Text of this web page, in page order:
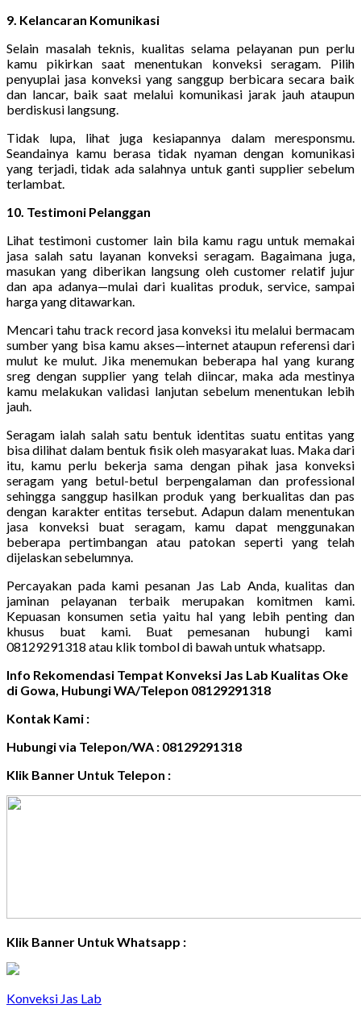
9. Kelancaran Komunikasi
Selain masalah teknis, kualitas selama pelayanan pun perlu
kamu pikirkan saat menentukan konveksi seragam. Pilih
penyuplai jasa konveksi yang sanggup berbicara secara baik
dan lancar, baik saat melalui komunikasi jarak jauh ataupun
berdiskusi langsung.
Tidak lupa, lihat juga kesiapannya dalam meresponsmu.
Seandainya kamu berasa tidak nyaman dengan komunikasi
yang terjadi, tidak ada salahnya untuk ganti supplier sebelum
terlambat.
10. Testimoni Pelanggan
Lihat testimoni customer lain bila kamu ragu untuk memakai
jasa salah satu layanan konveksi seragam. Bagaimana juga,
masukan yang diberikan langsung oleh customer relatif jujur
dan apa adanya—mulai dari kualitas produk, service, sampai
harga yang ditawarkan.
Mencari tahu track record jasa konveksi itu melalui bermacam
sumber yang bisa kamu akses—internet ataupun referensi dari
mulut ke mulut. Jika menemukan beberapa hal yang kurang
sreg dengan supplier yang telah diincar, maka ada mestinya
kamu melakukan validasi lanjutan sebelum menentukan lebih
jauh.
Seragam ialah salah satu bentuk identitas suatu entitas yang
bisa dilihat dalam bentuk fisik oleh masyarakat luas. Maka dari
itu, kamu perlu bekerja sama dengan pihak jasa konveksi
seragam yang betul-betul berpengalaman dan professional
sehingga sanggup hasilkan produk yang berkualitas dan pas
dengan karakter entitas tersebut. Adapun dalam menentukan
jasa konveksi buat seragam, kamu dapat menggunakan
beberapa pertimbangan atau patokan seperti yang telah
dijelaskan sebelumnya.
Percayakan pada kami pesanan Jas Lab Anda, kualitas dan
jaminan pelayanan terbaik merupakan komitmen kami.
Kepuasan konsumen setia yaitu hal yang lebih penting dan
khusus buat kami. Buat pemesanan hubungi kami
08129291318 atau klik tombol di bawah untuk whatsapp.
Info Rekomendasi Tempat Konveksi Jas Lab Kualitas Oke
di Gowa, Hubungi WA/Telepon 08129291318
Kontak Kami :
Hubungi via Telepon/WA : 08129291318
Klik Banner Untuk Telepon :
Klik Banner Untuk Whatsapp :
Konveksi Jas Lab